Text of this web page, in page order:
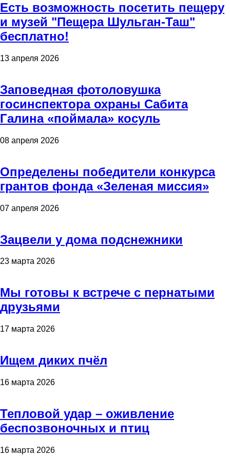
Есть возможность посетить пещеру
и музей "Пещера Шульган-Таш"
бесплатно!
13 апреля 2026
Заповедная фотоловушка
госинспектора охраны Сабита
Галина «поймала» косуль
08 апреля 2026
Определены победители конкурса
грантов фонда «Зеленая миссия»
07 апреля 2026
Зацвели у дома подснежники
23 марта 2026
Мы готовы к встрече с пернатыми
друзьями
17 марта 2026
Ищем диких пчёл
16 марта 2026
Тепловой удар – оживление
беспозвоночных и птиц
16 марта 2026